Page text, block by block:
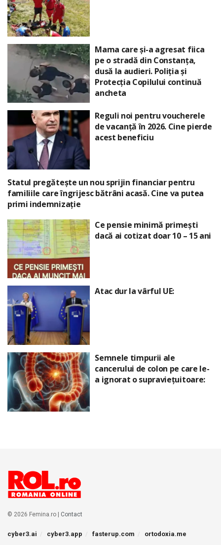
Mama care și-a agresat fiica
pe o stradă din Constanța,
dusă la audieri. Poliția și
Protecția Copilului continuă
ancheta
Reguli noi pentru voucherele
de vacanță în 2026. Cine pierde
acest beneficiu
Statul pregătește un nou sprijin financiar pentru
familiile care îngrijesc bătrâni acasă. Cine va putea
primi indemnizație
Ce pensie minimă primești
dacă ai cotizat doar 10 – 15 ani
Atac dur la vârful UE:
Semnele timpurii ale
cancerului de colon pe care le-
a ignorat o supraviețuitoare:
© 2026 Femina.ro | Contact
cyber3.ai cyber3.app fasterup.com ortodoxia.me